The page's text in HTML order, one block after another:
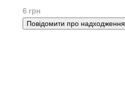
6 грн
Повідомити про надходження